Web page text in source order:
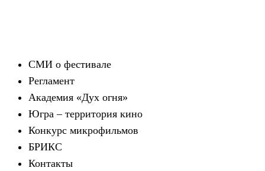
СМИ о фестивале
Регламент
Академия «Дух огня»
Югра – территория кино
Конкурс микрофильмов
БРИКС
Контакты